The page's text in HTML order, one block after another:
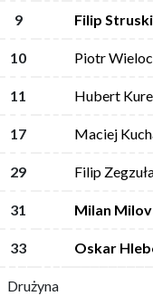
9 Filip Struski
10 Piotr
11 Hubert
17 Maciej
29 Filip
31 Milan
33 Oskar
Drużyna
9 Filip Struski
10 Piotr
11 Hubert
17 Maciej
29 Filip
31 Milan
33 Oskar
Drużyna